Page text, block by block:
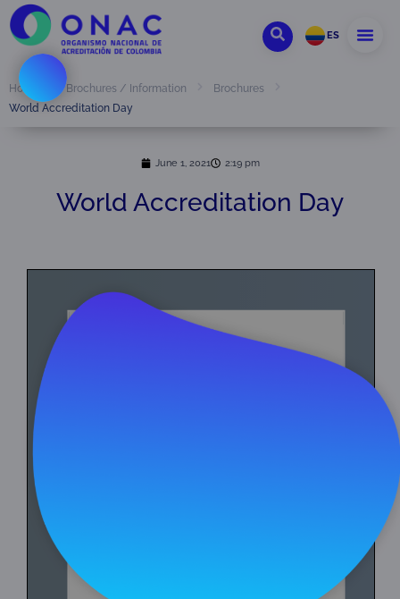
ES
Home Brochures / Information
Brochures
World Accreditation Day
June 1, 2021 2:19 pm
World Accreditation Day